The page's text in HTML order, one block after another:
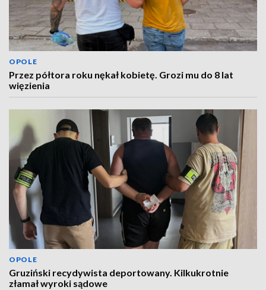
OPOLE
Przez półtora roku nękał kobietę. Grozi mu do 8 lat
więzienia
OPOLE
Gruziński recydywista deportowany. Kilkukrotnie
złamał wyroki sądowe